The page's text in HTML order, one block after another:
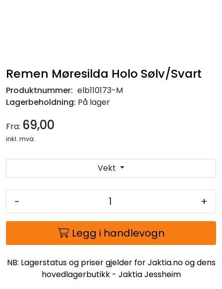
Remen Møresilda Holo Sølv/Svart
Produktnummer: elb110173-M
Lagerbeholdning: På lager
Fra: 69,00
inkl. mva.
Vekt
- +
Legg i handlevogn
NB: Lagerstatus og priser gjelder for Jaktia.no og dens
hovedlagerbutikk - Jaktia Jessheim